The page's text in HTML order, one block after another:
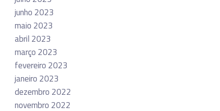
junho 2023
maio 2023
abril 2023
março 2023
fevereiro 2023
janeiro 2023
dezembro 2022
novembro 2022